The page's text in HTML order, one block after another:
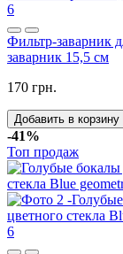
6
Фильтр-заварник
заварник 15,5 см
170 грн.
Добавить в корзину
-41%
Топ продаж
6